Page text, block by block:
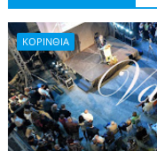
ΚΟΡΙΝΘΙΑ